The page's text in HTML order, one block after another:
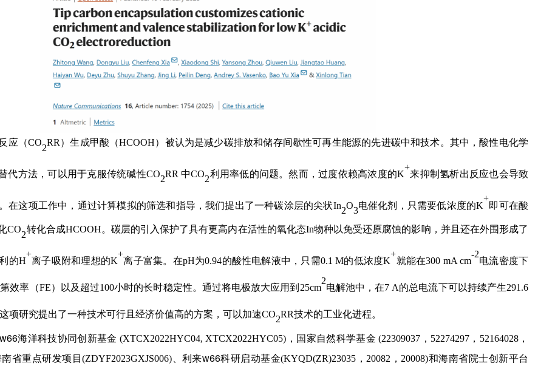
应（CO2RR）生成甲酸（HCOOH）被认为是减少碳排放和储存间歇性可再生能源的先进碳中和技术。其中，酸性电化学
代方法，可以用于克服传统碱性CO2RR中CO2利用率低的问题。然而，过度依赖高浓度的K
+
来抑制氢析出反应也会导致
在这项工作中，通过计算模拟的筛选和指导，我们提出了一种碳涂层的尖状In2O3电催化剂，只需要低浓度的K
+
即可在酸
CO2转化合成HCOOH。碳层的引入保护了具有更高内在活性的氧化态In物种以免受还原腐蚀的影响，并且还在外围形成了
的H
+
离子吸附和理想的K
+
离子富集。在pH为0.94的酸性电解液中，只需0.1 M的低浓度K
+
就能在300 mA cm
-2
电流密度下
效率（FE）以及超过100小时的长时稳定性。通过将电极放大应用到 25cm
2
电解池中，在7 A的总电流下可以持续产生291.6
项研究提出了一种技术可行且经济价值高的方案，可以加速CO2RR技术的工业化进程。
海洋科技协同创新基金 (XTCX2022HYC04, XTCX2022HYC05) ，国家自然科学基金(22309037 ， 52274297 ， 52164028，
省重点研发项目(ZDYF2023GXJS006)、利来w66科研启动基金(KYQD(ZR)23035 ，20082 ，20008)和海南省院士创新平台